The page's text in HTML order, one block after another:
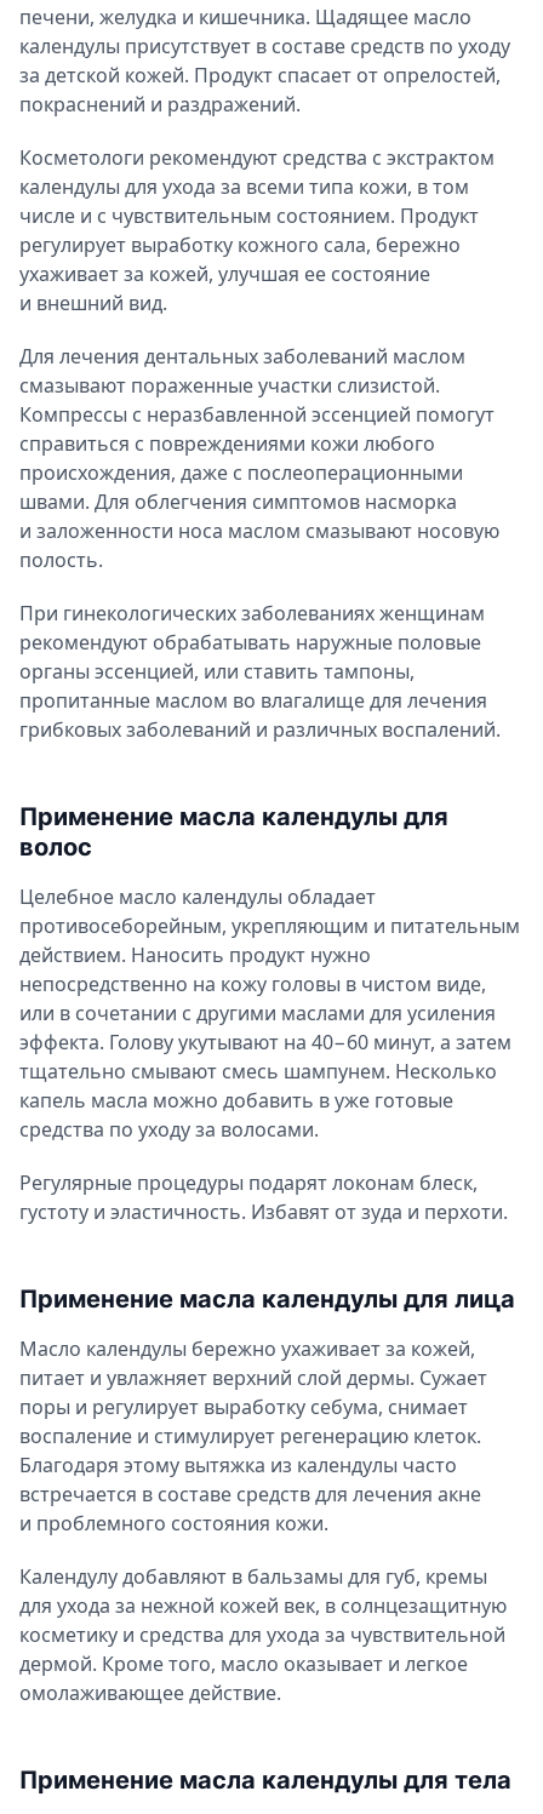
печени, желудка и кишечника. Щадящее масло
календулы присутствует в составе средств по уходу
за детской кожей. Продукт спасает от опрелостей,
покраснений и раздражений.
Косметологи рекомендуют средства с экстрактом
календулы для ухода за всеми типа кожи, в том
числе и с чувствительным состоянием. Продукт
регулирует выработку кожного сала, бережно
ухаживает за кожей, улучшая ее состояние
и внешний вид.
Для лечения дентальных заболеваний маслом
смазывают пораженные участки слизистой.
Компрессы с неразбавленной эссенцией помогут
справиться с повреждениями кожи любого
происхождения, даже с послеоперационными
швами. Для облегчения симптомов насморка
и заложенности носа маслом смазывают носовую
полость.
При гинекологических заболеваниях женщинам
рекомендуют обрабатывать наружные половые
органы эссенцией, или ставить тампоны,
пропитанные маслом во влагалище для лечения
грибковых заболеваний и различных воспалений.
Применение масла календулы для
волос
Целебное масло календулы обладает
противосеборейным, укрепляющим и питательным
действием. Наносить продукт нужно
непосредственно на кожу головы в чистом виде,
или в сочетании с другими маслами для усиления
эффекта. Голову укутывают на 40−60 минут, а затем
тщательно смывают смесь шампунем. Несколько
капель масла можно добавить в уже готовые
средства по уходу за волосами.
Регулярные процедуры подарят локонам блеск,
густоту и эластичность. Избавят от зуда и перхоти.
Применение масла календулы для лица
Масло календулы бережно ухаживает за кожей,
питает и увлажняет верхний слой дермы. Сужает
поры и регулирует выработку себума, снимает
воспаление и стимулирует регенерацию клеток.
Благодаря этому вытяжка из календулы часто
встречается в составе средств для лечения акне
и проблемного состояния кожи.
Календулу добавляют в бальзамы для губ, кремы
для ухода за нежной кожей век, в солнцезащитную
косметику и средства для ухода за чувствительной
дермой. Кроме того, масло оказывает и легкое
омолаживающее действие.
Применение масла календулы для тела